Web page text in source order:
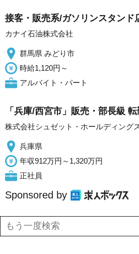
接客・販売系/ガソリンスタンド
カナイ石油株式会社
群馬県 みどり市
時給1,120円～
アルバイト・パート
「兵庫/西宮市」販売・部長級
株式会社シュゼット・ホールディング
兵庫県
年収912万円～1,320万円
正社員
Sponsored by